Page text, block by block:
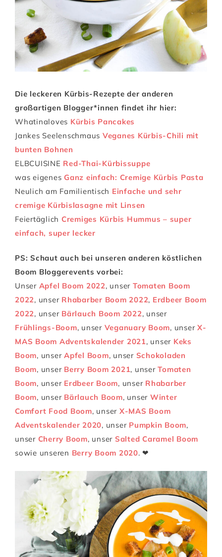
Die leckeren Kürbis-Rezepte der anderen
großartigen Blogger*innen findet ihr hier:
Whatinaloves Kürbis Pancakes
Jankes Seelenschmaus Veganes Kürbis-Chili mit
bunten Bohnen
ELBCUISINE Red-Thai-Kürbissuppe
was eigenes Ganz einfach: Cremige Kürbis Pasta
Neulich am Familientisch Einfache und sehr
cremige Kürbislasagne mit Linsen
Feiertäglich Cremiges Kürbis Hummus – super
einfach, super lecker
PS: Schaut auch bei unseren anderen köstlichen
Boom Bloggerevents vorbei:
Unser Apfel Boom 2022, unser Tomaten Boom
2022, unser Rhabarber Boom 2022, Erdbeer Boom
2022, unser Bärlauch Boom 2022, unser
Frühlings-Boom, unser Veganuary Boom, unser X-
MAS Boom Adventskalender 2021, unser Keks
Boom, unser Apfel Boom, unser Schokoladen
Boom, unser Berry Boom 2021, unserTomaten
Boom, unser Erdbeer Boom, unser Rhabarber
Boom, unser Bärlauch Boom, unser Winter
Comfort Food Boom, unser X-MAS Boom
Adventskalender 2020, unser Pumpkin Boom,
unser Cherry Boom, unser Salted Caramel Boom
sowie unseren Berry Boom 2020. ❤